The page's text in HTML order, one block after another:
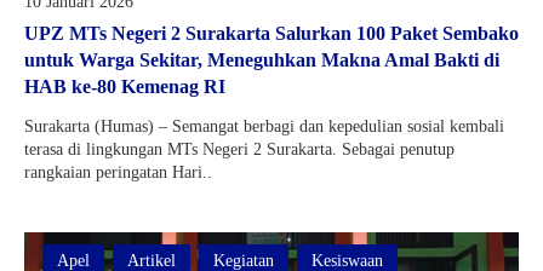
Kartu Tes PMBM
UPZ MTs Negeri 2 Surakarta Salurkan 100 Paket Sembako
untuk Warga Sekitar, Meneguhkan Makna Amal Bakti di
HAB ke-80 Kemenag RI
Surakarta (Humas) – Semangat berbagi dan kepedulian sosial kembali
terasa di lingkungan MTs Negeri 2 Surakarta. Sebagai penutup
rangkaian peringatan Hari..
Apel Artikel Kegiatan Kesiswaan